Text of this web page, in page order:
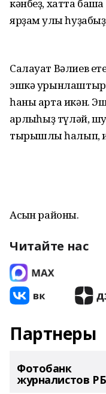
кәнбеҙ, хатта
ярҙам ҡулы
Салауат Вәлиев
эшкә
һаны арта икән.
ҡарлыҡһыҙ түләй,
тырышлыҡ һалып,
Асҡын районы.
Читайте нас
Партнеры
Фотобанк
журналистов РБ